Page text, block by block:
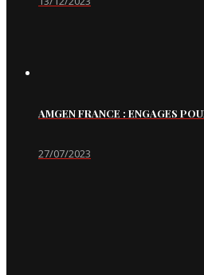
AMGEN FRANCE : ENGAGES
27/07/2023